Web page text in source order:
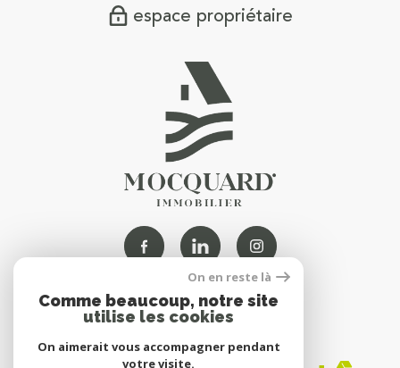
espace propriétaire
NOUS
ADHÉRONS
On en reste là
Comme beaucoup, notre site
utilise les cookies
On aimerait vous accompagner pendant
votre visite.